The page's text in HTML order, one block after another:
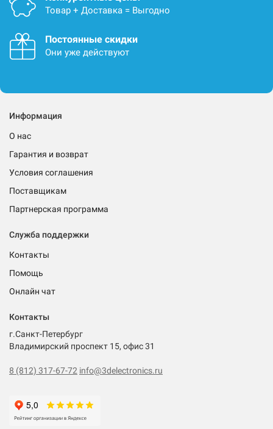
Товар + Доставка = Выгодно
Постоянные скидки
Они уже действуют
Информация
О нас
Гарантия и возврат
Условия соглашения
Поставщикам
Партнерская программа
Служба поддержки
Контакты
Помощь
Онлайн чат
Контакты
г.Санкт-Петербург
Владимирский проспект 15, офис 31
8 (812) 317-67-72 info@3delectronics.ru